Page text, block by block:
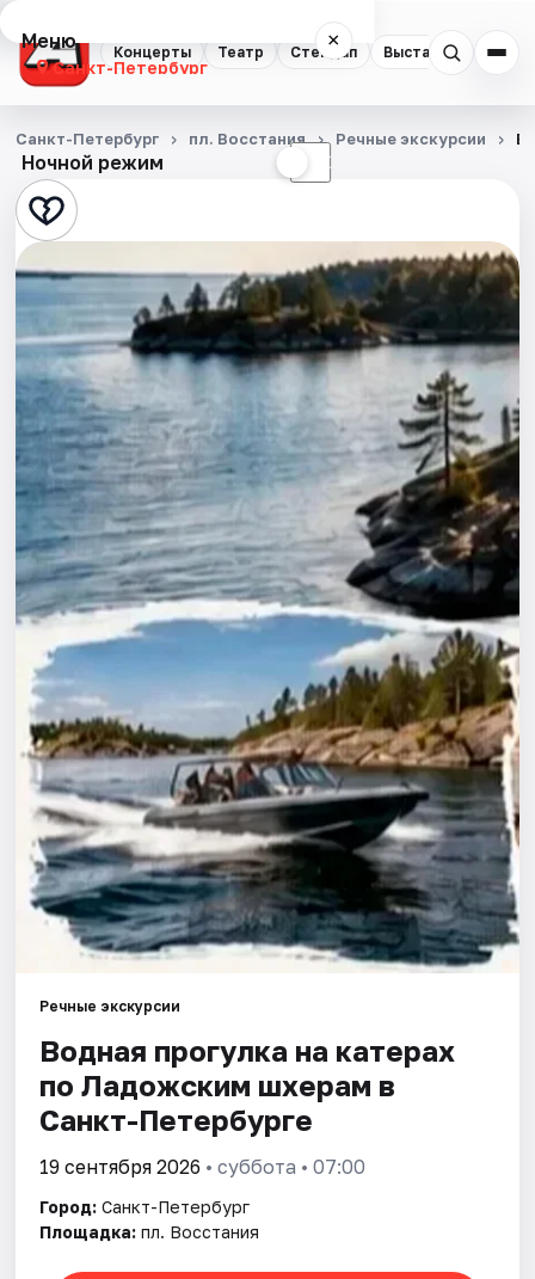
Концерты Театр Стендап Выставки
Меню ×
Санкт-Петербург
Концерты
Театр
Стендап
Выставки
Квесты
Экскурсии
Спорт
События
Города
Площадки
Артисты
Рейтинги
Ночной режим ☾
Санкт-Петербург пл. Восстания Речные экскурсии
Речные экскурсии
Водная прогулка на катерах
по Ладожским шхерам в
Санкт-Петербурге
19 сентября 2026 • суббота • 07:00
Город: Санкт-Петербург
Площадка: пл. Восстания